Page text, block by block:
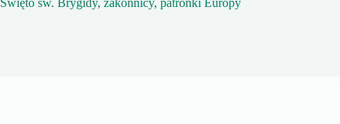
Święto św. Brygidy, zakonnicy, patronki Europy